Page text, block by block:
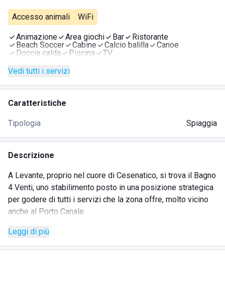
Accesso animali WiFi
Animazione Area giochi Bar
Ristorante
Beach Soccer
Cabine Calcio balilla
Canoe
Doccia calda
Piscina
TV
Vedi tutti i servizi
Caratteristiche
Tipologia Spiaggia
Descrizione
A Levante, proprio nel cuore di Cesenatico, si trova il Bagno
4 Venti, uno stabilimento posto in una posizione strategica
per godere di tutti i servizi che la zona offre, molto vicino
anche al Porto Canale.
clima festoso e per l'ottima accoglienza, ma soprattutto per
l'ottima cucina a base di pesce fresco.
Leggi di più